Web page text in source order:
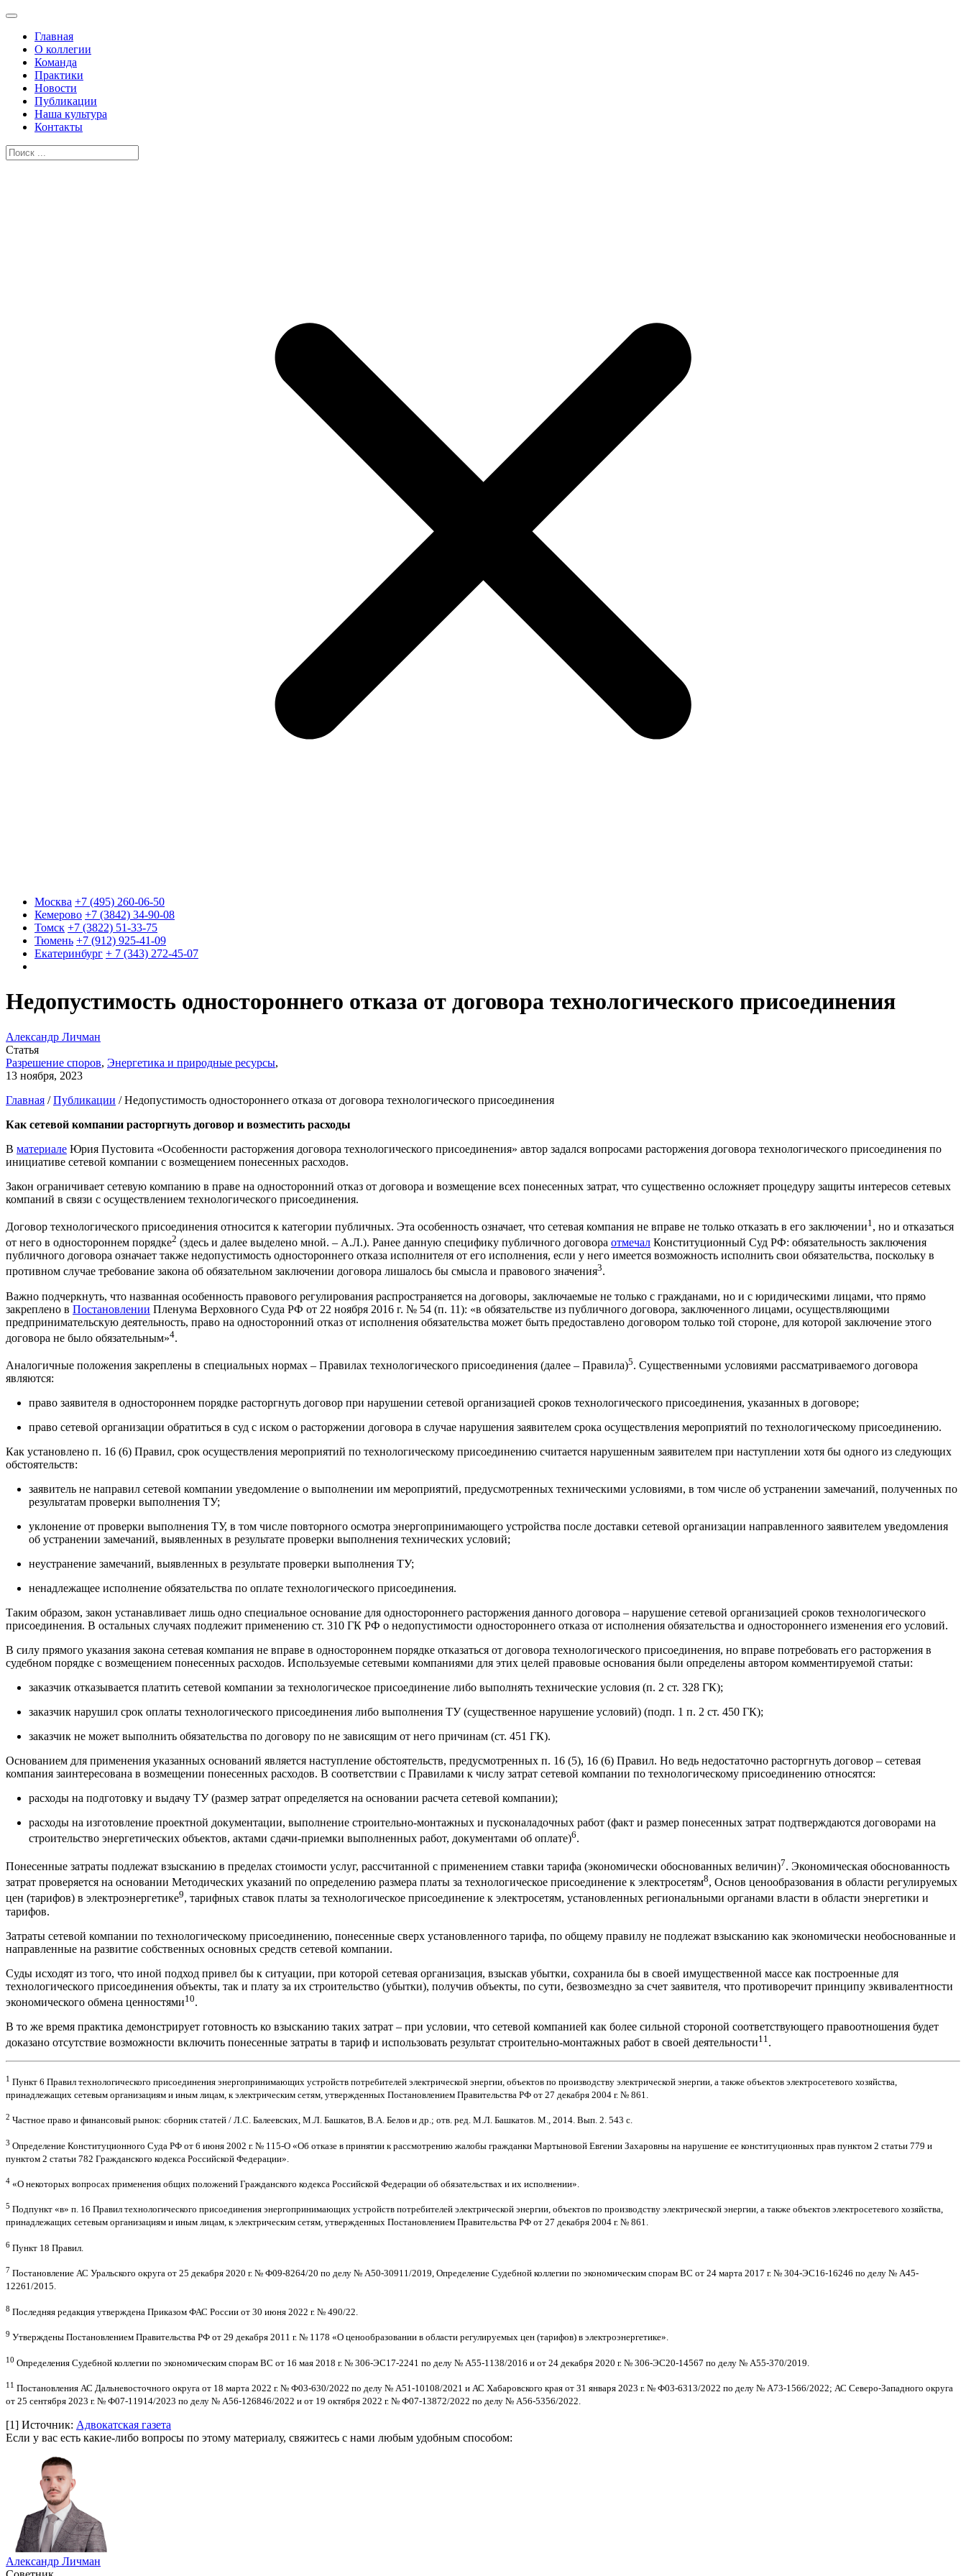
Главная
О коллегии
Команда
Практики
Новости
Публикации
Наша культура
Контакты
Москва +7 (495) 260-06-50
Кемерово +7 (3842) 34-90-08
Томск +7 (3822) 51-33-75
Тюмень +7 (912) 925-41-09
Екатеринбург + 7 (343) 272-45-07
Недопустимость одностороннего отказа от договора технологического присоединения
Александр Личман
Статья
Разрешение споров, Энергетика и природные ресурсы,
13 ноября, 2023
Главная /Публикации /Недопустимость одностороннего отказа от договора технологического присоединения
Как сетевой компании расторгнуть договор и возместить расходы
В материале Юрия Пустовита «Особенности расторжения договора технологического присоединения» автор задался вопросами расторжения договора технологического присоединения по
инициативе сетевой компании с возмещением понесенных расходов.
Закон ограничивает сетевую компанию в праве на односторонний отказ от договора и возмещение всех понесенных затрат, что существенно осложняет процедуру защиты интересов сетевых
компаний в связи с осуществлением технологического присоединения.
Договор технологического присоединения относится к категории публичных. Эта особенность означает, что сетевая компания не вправе не только отказать в его заключении1 , но и отказаться
от него в одностороннем порядке2 (здесь и далее выделено мной. – А.Л.). Ранее данную специфику публичного договора отмечал Конституционный Суд РФ: обязательность заключения
публичного договора означает также недопустимость одностороннего отказа исполнителя от его исполнения, если у него имеется возможность исполнить свои обязательства, поскольку в
противном случае требование закона об обязательном заключении договора лишалось бы смысла и правового значения3.
Важно подчеркнуть, что названная особенность правового регулирования распространяется на договоры, заключаемые не только с гражданами, но и с юридическими лицами, что прямо
закреплено в Постановлении Пленума Верховного Суда РФ от 22 ноября 2016 г. № 54 (п. 11): «в обязательстве из публичного договора, заключенного лицами, осуществляющими
предпринимательскую деятельность, право на односторонний отказ от исполнения обязательства может быть предоставлено договором только той стороне, для которой заключение этого
договора не было обязательным»4.
Аналогичные положения закреплены в специальных нормах – Правилах технологического присоединения (далее – Правила)5. Существенными условиями рассматриваемого договора
являются:
право заявителя в одностороннем порядке расторгнуть договор при нарушении сетевой организацией сроков технологического присоединения, указанных в договоре;
право сетевой организации обратиться в суд с иском о расторжении договора в случае нарушения заявителем срока осуществления мероприятий по технологическому присоединению.
Как установлено п. 16 (6) Правил, срок осуществления мероприятий по технологическому присоединению считается нарушенным заявителем при наступлении хотя бы одного из следующих
обстоятельств:
заявитель не направил сетевой компании уведомление о выполнении им мероприятий, предусмотренных техническими условиями, в том числе об устранении замечаний, полученных по
результатам проверки выполнения ТУ;
уклонение от проверки выполнения ТУ, в том числе повторного осмотра энергопринимающего устройства после доставки сетевой организации направленного заявителем уведомления
об устранении замечаний, выявленных в результате проверки выполнения технических условий;
неустранение замечаний, выявленных в результате проверки выполнения ТУ;
ненадлежащее исполнение обязательства по оплате технологического присоединения.
Таким образом, закон устанавливает лишь одно специальное основание для одностороннего расторжения данного договора – нарушение сетевой организацией сроков технологического
присоединения. В остальных случаях подлежит применению ст. 310 ГК РФ о недопустимости одностороннего отказа от исполнения обязательства и одностороннего изменения его условий.
В силу прямого указания закона сетевая компания не вправе в одностороннем порядке отказаться от договора технологического присоединения, но вправе потребовать его расторжения в
судебном порядке с возмещением понесенных расходов. Используемые сетевыми компаниями для этих целей правовые основания были определены автором комментируемой статьи:
заказчик отказывается платить сетевой компании за технологическое присоединение либо выполнять технические условия (п. 2 ст. 328 ГК);
заказчик нарушил срок оплаты технологического присоединения либо выполнения ТУ (существенное нарушение условий) (подп. 1 п. 2 ст. 450 ГК);
заказчик не может выполнить обязательства по договору по не зависящим от него причинам (ст. 451 ГК).
Основанием для применения указанных оснований является наступление обстоятельств, предусмотренных п. 16 (5), 16 (6) Правил. Но ведь недостаточно расторгнуть договор – сетевая
компания заинтересована в возмещении понесенных расходов. В соответствии с Правилами к числу затрат сетевой компании по технологическому присоединению относятся:
расходы на подготовку и выдачу ТУ (размер затрат определяется на основании расчета сетевой компании);
расходы на изготовление проектной документации, выполнение строительно-монтажных и пусконаладочных работ (факт и размер понесенных затрат подтверждаются договорами на
строительство энергетических объектов, актами сдачи-приемки выполненных работ, документами об оплате)6.
Понесенные затраты подлежат взысканию в пределах стоимости услуг, рассчитанной с применением ставки тарифа (экономически обоснованных величин)7. Экономическая обоснованность
затрат проверяется на основании Методических указаний по определению размера платы за технологическое присоединение к электросетям8, Основ ценообразования в области регулируемых
цен (тарифов) в электроэнергетике9, тарифных ставок платы за технологическое присоединение к электросетям, установленных региональными органами власти в области энергетики и
тарифов.
Затраты сетевой компании по технологическому присоединению, понесенные сверх установленного тарифа, по общему правилу не подлежат взысканию как экономически необоснованные и
направленные на развитие собственных основных средств сетевой компании.
Суды исходят из того, что иной подход привел бы к ситуации, при которой сетевая организация, взыскав убытки, сохранила бы в своей имущественной массе как построенные для
технологического присоединения объекты, так и плату за их строительство (убытки), получив объекты, по сути, безвозмездно за счет заявителя, что противоречит принципу эквивалентности
экономического обмена ценностями10.
В то же время практика демонстрирует готовность ко взысканию таких затрат – при условии, что сетевой компанией как более сильной стороной соответствующего правоотношения будет
доказано отсутствие возможности включить понесенные затраты в тариф и использовать результат строительно-монтажных работ в своей деятельности11 .
1 Пункт 6 Правил технологического присоединения энергопринимающих устройств потребителей электрической энергии, объектов по производству электрической энергии, а также объектов электросетевого хозяйства,
принадлежащих сетевым организациям и иным лицам, к электрическим сетям, утвержденных Постановлением Правительства РФ от 27 декабря 2004 г. № 861.
2 Частное право и финансовый рынок: сборник статей / Л.С. Балеевских, М.Л. Башкатов, В.А. Белов и др.; отв. ред. М.Л. Башкатов. М., 2014. Вып. 2. 543 с.
3 Определение Конституционного Суда РФ от 6 июня 2002 г. № 115-О «Об отказе в принятии к рассмотрению жалобы гражданки Мартыновой Евгении Захаровны на нарушение ее конституционных прав пунктом 2 статьи 779 и
пунктом 2 статьи 782 Гражданского кодекса Российской Федерации».
4 «О некоторых вопросах применения общих положений Гражданского кодекса Российской Федерации об обязательствах и их исполнении».
5 Подпункт «в» п. 16 Правил технологического присоединения энергопринимающих устройств потребителей электрической энергии, объектов по производству электрической энергии, а также объектов электросетевого хозяйства,
принадлежащих сетевым организациям и иным лицам, к электрическим сетям, утвержденных Постановлением Правительства РФ от 27 декабря 2004 г. № 861.
6 Пункт 18 Правил.
7 Постановление АС Уральского округа от 25 декабря 2020 г. № Ф09-8264/20 по делу № А50-30911/2019, Определение Судебной коллегии по экономическим спорам ВС от 24 марта 2017 г. № 304-ЭС16-16246 по делу № А45-
12261/2015.
8 Последняя редакция утверждена Приказом ФАС России от 30 июня 2022 г. № 490/22.
9 Утверждены Постановлением Правительства РФ от 29 декабря 2011 г. № 1178 «О ценообразовании в области регулируемых цен (тарифов) в электроэнергетике».
10 Определения Судебной коллегии по экономическим спорам ВС от 16 мая 2018 г. № 306-ЭС17-2241 по делу № А55-1138/2016 и от 24 декабря 2020 г. № 306-ЭС20-14567 по делу № А55-370/2019.
11 Постановления АС Дальневосточного округа от 18 марта 2022 г. № Ф03-630/2022 по делу № А51-10108/2021 и АС Хабаровского края от 31 января 2023 г. № Ф03-6313/2022 по делу № А73-1566/2022; АС Северо-Западного округа
от 25 сентября 2023 г. № Ф07-11914/2023 по делу № А56-126846/2022 и от 19 октября 2022 г. № Ф07-13872/2022 по делу № А56-5356/2022.
[1] Источник: Адвокатская газета
Если у вас есть какие-либо вопросы по этому материалу, свяжитесь с нами любым удобным способом:
Александр Личман